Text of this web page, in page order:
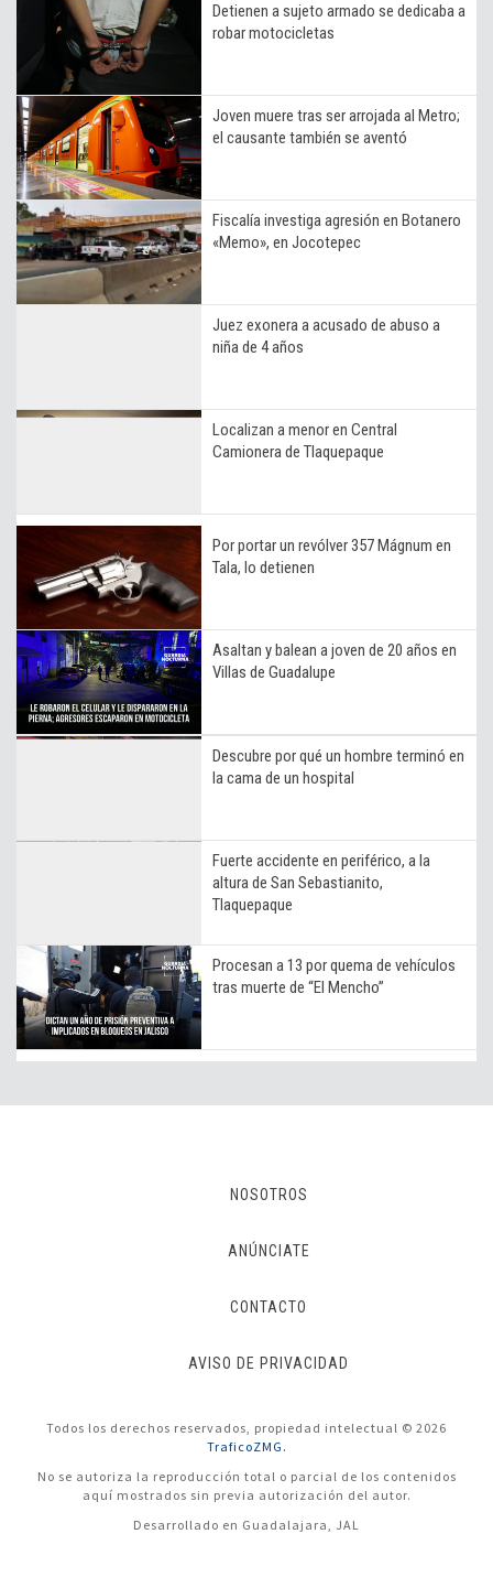
Detienen a sujeto armado se dedicaba a
robar motocicletas
Joven muere tras ser arrojada al Metro;
el causante también se aventó
Fiscalía investiga agresión en Botanero
«Memo», en Jocotepec
Juez exonera a acusado de abuso a
niña de 4 años
Localizan a menor en Central
Camionera de Tlaquepaque
Por portar un revólver 357 Mágnum en
Tala, lo detienen
Asaltan y balean a joven de 20 años en
Villas de Guadalupe
Descubre por qué un hombre terminó en
la cama de un hospital
Fuerte accidente en periférico, a la
altura de San Sebastianito,
Tlaquepaque
Procesan a 13 por quema de vehículos
tras muerte de “El Mencho”
NOSOTROS
ANÚNCIATE
CONTACTO
AVISO DE PRIVACIDAD
Todos los derechos reservados, propiedad intelectual © 2026
TraficoZMG.
No se autoriza la reproducción total o parcial de los contenidos
aquí mostrados sin previa autorización del autor.
Desarrollado en Guadalajara, JAL